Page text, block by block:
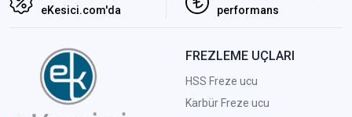
eKesici.com'da
performans
FREZLEME UÇLARI
HSS Freze ucu
Karbür Freze ucu